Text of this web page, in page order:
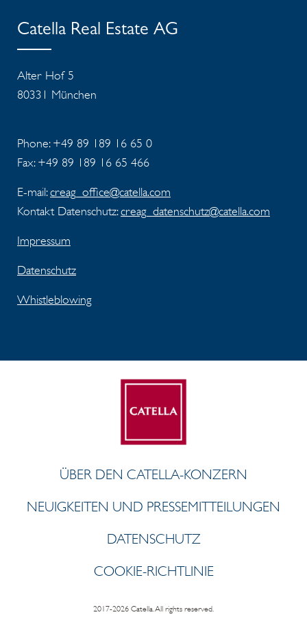
Catella Real Estate AG
Alter Hof 5
80331 München
Phone: +49 89 189 16 65 0
Fax: +49 89 189 16 65 466
E-mail:creag_office@catella.com
Kontakt Datenschutz:creag_datenschutz@catella.com
Impressum
Datenschutz
Whistleblowing
ÜBER DEN CATELLA-KONZERN
NEUIGKEITEN UND PRESSEMITTEILUNGEN
DATENSCHUTZ
COOKIE-RICHTLINIE
2017-2026 Catella. All rights reserved.